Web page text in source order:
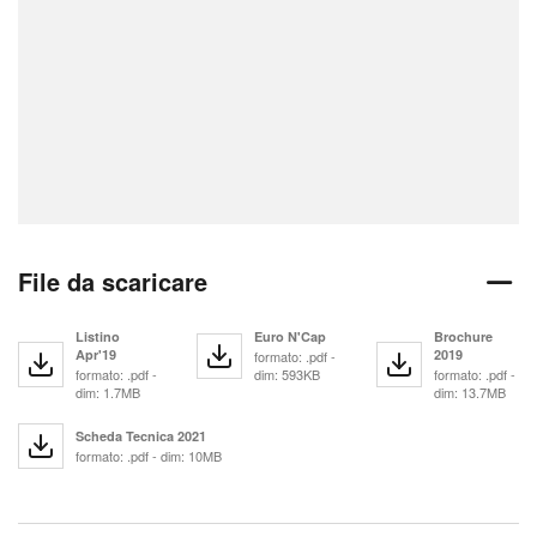
File da scaricare
Listino
Apr'19
formato: .pdf -
dim: 1.7MB
Euro N'Cap
formato: .pdf -
dim: 593KB
Brochure
2019
formato: .pdf -
dim: 13.7MB
Scheda Tecnica 2021
formato: .pdf - dim: 10MB